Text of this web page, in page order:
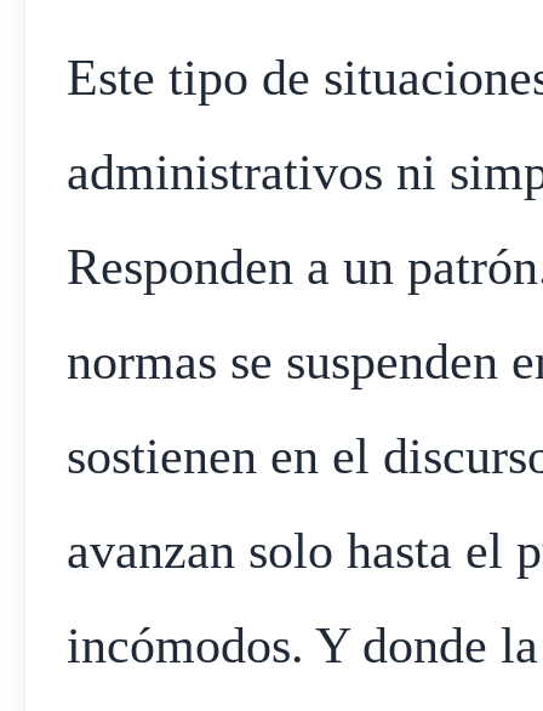
Este tipo de
administrativos ni
Responden a un
normas se suspenden
sostienen en el
avanzan solo hasta el
incómodos. Y donde